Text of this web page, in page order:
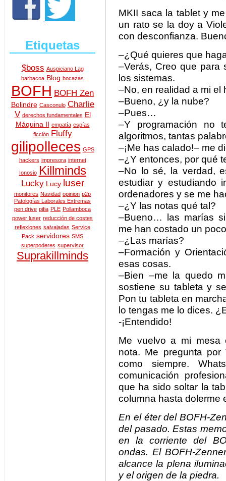
Etiquetas
$boss Auspiciano Lag
barbacoa Blog bocazas
BOFH BOFH Zen
Bolindre Casconulo Charlie
V derechos fundamentales El
Máquina II empatía espías
ficción
Fluffy
gilipolleces GPS
hackers impresora internet
Ionosio Killminds
Lucky Lucy luser
monitores Navidad opinion p2p
Patologías Laborales Extremas
pen drive pifia PLE Pollamboca
power luser reducción de costes
reflexiones salvajadas Service
Pack servidores SMS
superpoderes supervisor
Suprakillminds
MKII saca la tablet y
un rato se la doy a
con desconfianza.
–¿Qué quieres que
–Verás, Creo que para
los sistemas.
–No, en realidad a mi
–Bueno, ¿y la nube?
–Pues…
–Y programación no
algoritmos, tantas
–¡Me has calado!– me
–¿Y entonces, por qué
–No lo sé, la verdad,
estudiar y estudiando
ordenadores y se me
–¿Y las notas qué tal?
–Bueno… las marías
me han costado un
–¿Las marías?
–Formación y
esas cosas.
–Bien –me la quedo
sostiene su tableta y
Pon tu tableta en
lo tengas me lo dices.
-¡Entendido!
Me vuelvo a mi mesa
nota. Me pregunta
como siempre.
comunicación
que ha sido soltar la
columna hasta dolerme
En el éter del BOFH-
del pasado. Estas
en la corriente del
ondas. El BOFH-
alcance la plena
y el origen de la piedra.